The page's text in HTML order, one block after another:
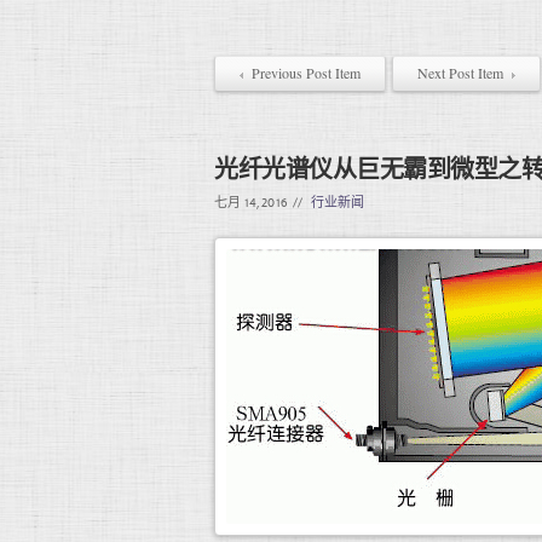
Previous Post Item Next Post Item
光纤光谱仪从巨无霸到微型之
七月 14, 2016 // 行业新闻